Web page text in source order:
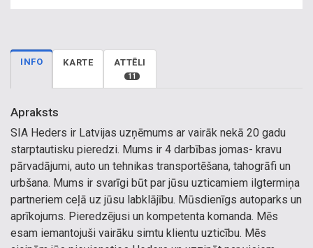
INFO KARTE ATTĒLI
11
Apraksts
SIA Heders ir Latvijas uzņēmums ar vairāk nekā 20 gadu
starptautisku pieredzi. Mums ir 4 darbības jomas- kravu
pārvadājumi, auto un tehnikas transportēšana, tahogrāfi un
urbšana. Mums ir svarīgi būt par jūsu uzticamiem ilgtermiņa
partneriem ceļā uz jūsu labklājību. Mūsdienīgs autoparks un
aprīkojums. Pieredzējusi un kompetenta komanda. Mēs
esam iemantojuši vairāku simtu klientu uzticību. Mēs